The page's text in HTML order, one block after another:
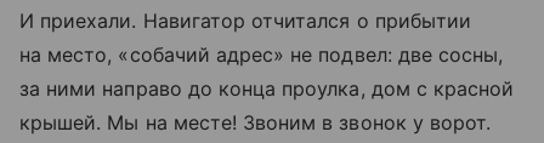
И приехали. Навигатор отчитался о прибытии
на место, «собачий адрес» не подвел: две сосны,
за ними направо до конца проулка, дом с красной
крышей. Мы на месте! Звоним в звонок у ворот.